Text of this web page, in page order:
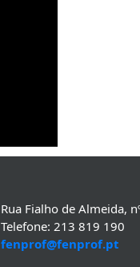
Rua Fialho de Almeida,
Telefone: 213 819 190
fenprof@fenprof.pt